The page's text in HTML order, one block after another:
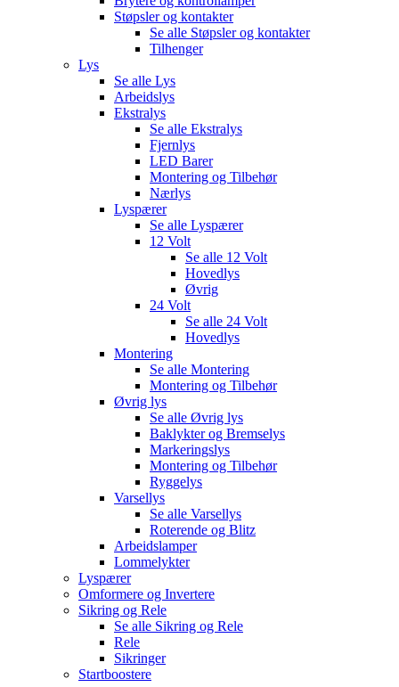
Støpsler og kontakter
Se alle Støpsler og kontakter
Tilhenger
Lys
Se alle Lys
Arbeidslys
Ekstralys
Se alle Ekstralys
Fjernlys
LED Barer
Montering og Tilbehør
Nærlys
Lyspærer
Se alle Lyspærer
12 Volt
Se alle 12 Volt
Hovedlys
Øvrig
24 Volt
Se alle 24 Volt
Hovedlys
Montering
Se alle Montering
Montering og Tilbehør
Øvrig lys
Se alle Øvrig lys
Baklykter og Bremselys
Markeringslys
Montering og Tilbehør
Ryggelys
Varsellys
Se alle Varsellys
Roterende og Blitz
Arbeidslamper
Lommelykter
Lyspærer
Omformere og Invertere
Sikring og Rele
Se alle Sikring og Rele
Rele
Sikringer
Startboostere